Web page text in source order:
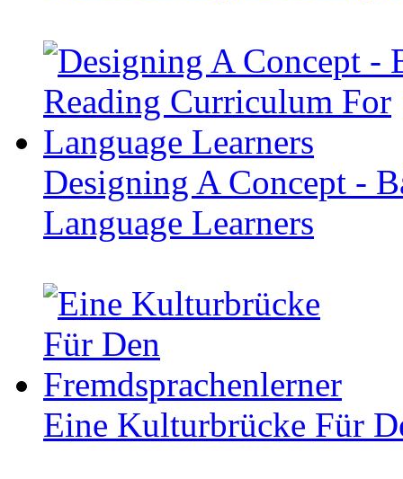
Designing A Concept -
Language Learners
Eine Kulturbrücke Für